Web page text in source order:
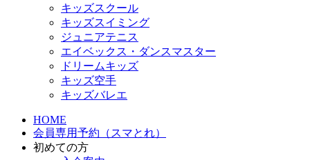
キッズスクール
キッズスイミング
ジュニアテニス
エイベックス・ダンスマスター
ドリームキッズ
キッズ空手
キッズバレエ
HOME
会員専用予約（スマとれ）
初めての方